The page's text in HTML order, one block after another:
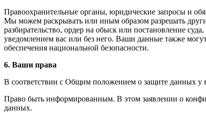
Правоохранительные органы, юридические запросы и
Мы можем раскрывать или иным образом разрешать
разбирательство, ордер на обыск или постановление
уведомлением вас или без него. Ваши данные также
обеспечения национальной безопасности.
6. Ваши права
В соответствии с Общим положением о защите данных у
Право быть информированным. В этом заявлении о
данных.